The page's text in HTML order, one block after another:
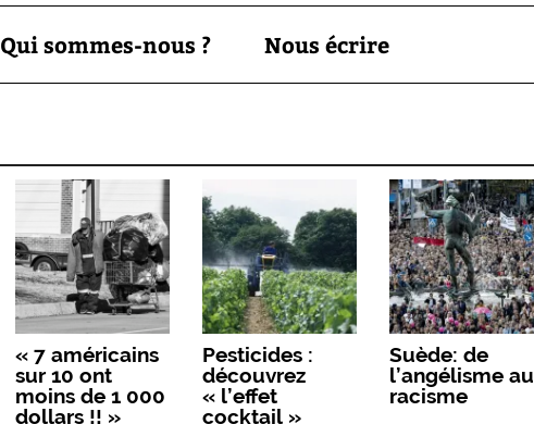
Qui sommes-nous ? Nous écrire
« 7 américains
sur 10 ont
moins de 1 000
dollars !! »
Pesticides :
découvrez
« l’effet
cocktail »
Suède: de
l’angélisme au
racisme